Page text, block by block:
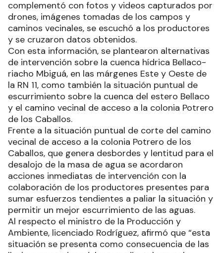
complementó con fotos y videos capturados por
drones, imágenes tomadas de los campos y
caminos vecinales, se escuchó a los productores
y se cruzaron datos obtenidos.
Con esta información, se plantearon alternativas
de intervención sobre la cuenca hídrica Bellaco-
riacho Mbiguá, en las márgenes Este y Oeste de
la RN 11, como también la situación puntual de
escurrimiento sobre la cuenca del estero Bellaco
y el camino vecinal de acceso a la colonia Potrero
de los Caballos.
Frente a la situación puntual de corte del camino
vecinal de acceso a la colonia Potrero de los
Caballos, que genera desbordes y lentitud para el
desalojo de la masa de agua se acordaron
acciones inmediatas de intervención con la
colaboración de los productores presentes para
sumar esfuerzos tendientes a paliar la situación y
permitir un mejor escurrimiento de las aguas.
Al respecto el ministro de la Producción y
Ambiente, licenciado Rodríguez, afirmó que “esta
situación se presenta como consecuencia de las